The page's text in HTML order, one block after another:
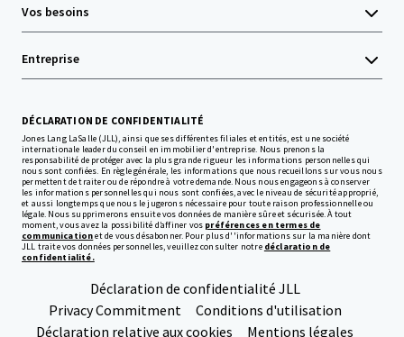
Vos besoins
Entreprise
DÉCLARATION DE CONFIDENTIALITÉ
Jones Lang LaSalle (JLL), ainsi que ses différentes filiales et entités, est une société
internationale leader du conseil en immobilier d'entreprise. Nous prenons la
responsabilité de protéger avec la plus grande rigueur les informations personnelles qui
nous sont confiées. En règle générale, les informations que nous recueillons sur vous nous
permettent de traiter ou de répondre à votre demande. Nous nous engageons à conserver
les informations personnelles qui nous sont confiées, avec le niveau de sécurité approprié,
et aussi longtemps que nous le jugerons nécessaire pour toute raison professionnelle ou
légale. Nous supprimerons ensuite vos données de manière sûre et sécurisée. À tout
moment, vous avez la possibilité d’affiner vos préférences en termes de
communicationet de vous désabonner. Pour plus d''informations sur la manière dont
JLL traite vos données personnelles, veuillez consulter notre déclaration de
confidentialité.
Déclaration de confidentialité JLL
Privacy Commitment
Conditions d'utilisation
Déclaration relative aux cookies
Mentions légales